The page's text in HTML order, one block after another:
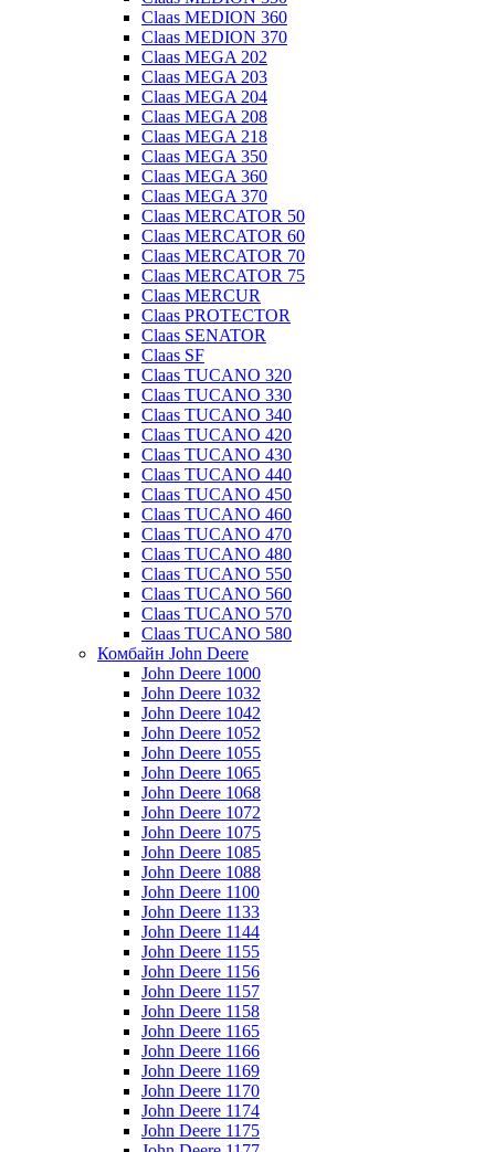
Claas MEDION 360
Claas MEDION 370
Claas MEGA 202
Claas MEGA 203
Claas MEGA 204
Claas MEGA 208
Claas MEGA 218
Claas MEGA 350
Claas MEGA 360
Claas MEGA 370
Claas MERCATOR 50
Claas MERCATOR 60
Claas MERCATOR 70
Claas MERCATOR 75
Claas MERCUR
Claas PROTECTOR
Claas SENATOR
Claas SF
Claas TUCANO 320
Claas TUCANO 330
Claas TUCANO 340
Claas TUCANO 420
Claas TUCANO 430
Claas TUCANO 440
Claas TUCANO 450
Claas TUCANO 460
Claas TUCANO 470
Claas TUCANO 480
Claas TUCANO 550
Claas TUCANO 560
Claas TUCANO 570
Claas TUCANO 580
Комбайн John Deere
John Deere 1000
John Deere 1032
John Deere 1042
John Deere 1052
John Deere 1055
John Deere 1065
John Deere 1068
John Deere 1072
John Deere 1075
John Deere 1085
John Deere 1088
John Deere 1100
John Deere 1133
John Deere 1144
John Deere 1155
John Deere 1156
John Deere 1157
John Deere 1158
John Deere 1165
John Deere 1166
John Deere 1169
John Deere 1170
John Deere 1174
John Deere 1175